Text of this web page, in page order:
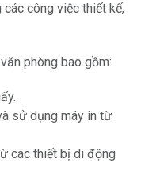
các công việc thiết kế,
phòng bao gồm:
sử dụng máy in từ
các thiết bị di động